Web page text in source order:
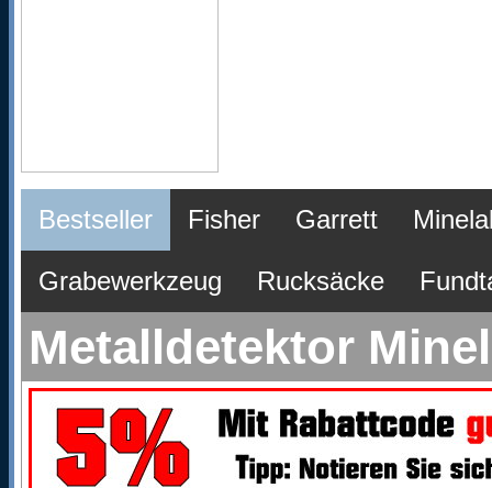
Bestseller Fisher Garrett
Grabewerkzeug Rucksäcke
Metalldetektor